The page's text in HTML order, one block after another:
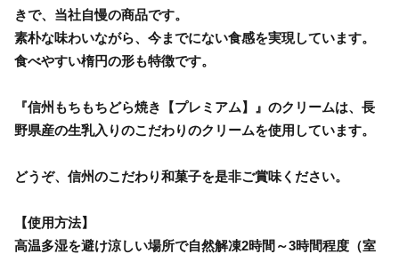
きで、当社自慢の商品です。
素朴な味わいながら、今までにない食感を実現しています。
食べやすい楕円の形も特徴です。
『信州もちもちどら焼き【プレミアム】』のクリームは、長
野県産の生乳入りのこだわりのクリームを使用しています。
どうぞ、信州のこだわり和菓子を是非ご賞味ください。
【使用方法】
高温多湿を避け涼しい場所で自然解凍2時間～3時間程度（室